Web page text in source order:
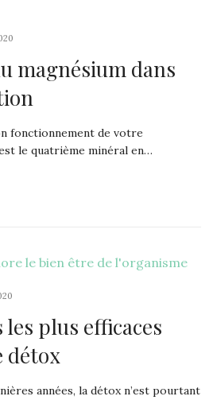
magnésium dans
fonctionnement de votre
le quatrième minéral en…
plus efficaces
détox
années, la détox n’est pourtant